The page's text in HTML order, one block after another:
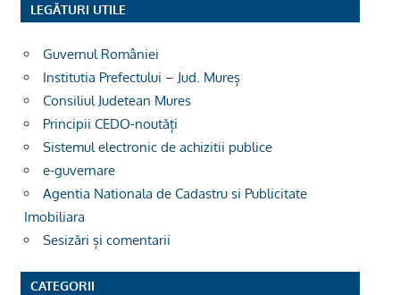
LEGĂTURI UTILE
Guvernul României
Institutia Prefectului – Jud. Mureș
Consiliul Judetean Mures
Principii CEDO-noutăți
Sistemul electronic de achizitii publice
e-guvernare
Agentia Nationala de Cadastru si Publicitate
Imobiliara
Sesizări și comentarii
CATEGORII